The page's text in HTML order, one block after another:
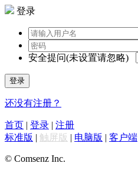
登录
安全提问(未设置请忽略)
登录
还没有注册？
首页 | 登录 | 注册
标准版 | 触屏版 | 电脑版 | 客户端
© Comsenz Inc.